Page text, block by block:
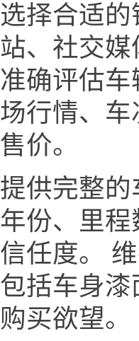
选择合适
站、社交
准确评估
场行情、
售价。
提供完整
年份、里
信任度。
包括车身
购买欲望。